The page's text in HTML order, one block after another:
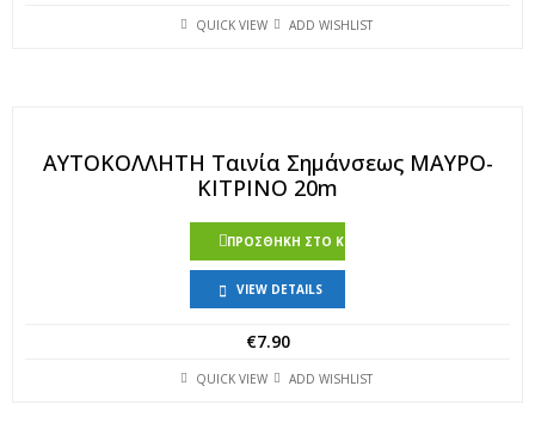
QUICK VIEW ADD WISHLIST
ΑΥΤΟΚΟΛΛΗΤΗ Ταινία Σημάνσεως ΜΑΥΡΟ-
ΚΙΤΡΙΝΟ 20m
ΠΡΟΣΘΉΚΗ ΣΤΟ ΚΑΛΆΘΙ
VIEW DETAILS
€7.90
QUICK VIEW ADD WISHLIST